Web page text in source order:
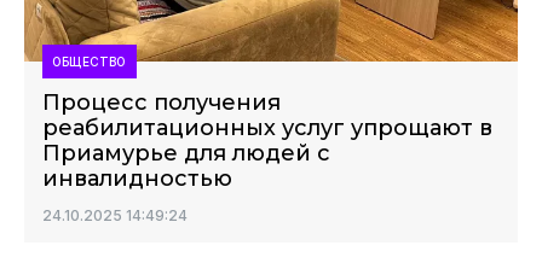
ОБЩЕСТВО
Процесс получения
реабилитационных услуг упрощают в
Приамурье для людей с
инвалидностью
24.10.2025 14:49:24